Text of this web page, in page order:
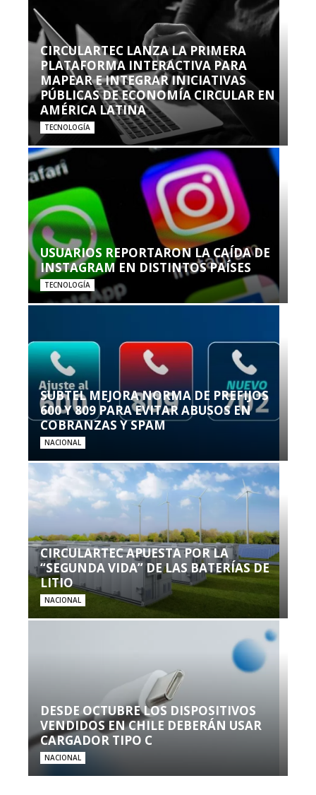
CIRCULARTEC LANZA LA PRIMERA
PLATAFORMA INTERACTIVA PARA
MAPEAR E INTEGRAR INICIATIVAS
PÚBLICAS DE ECONOMÍA CIRCULAR EN
AMÉRICA LATINA
TECNOLOGÍA
USUARIOS REPORTARON LA CAÍDA DE
INSTAGRAM EN DISTINTOS PAÍSES
TECNOLOGÍA
SUBTEL MEJORA NORMA DE PREFIJOS
600 Y 809 PARA EVITAR ABUSOS EN
COBRANZAS Y SPAM
NACIONAL
CIRCULARTEC APUESTA POR LA
“SEGUNDA VIDA” DE LAS BATERÍAS DE
LITIO
NACIONAL
DESDE OCTUBRE LOS DISPOSITIVOS
VENDIDOS EN CHILE DEBERÁN USAR
CARGADOR TIPO C
NACIONAL